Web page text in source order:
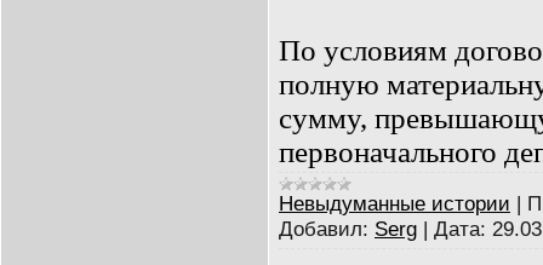
По условиям
полную
сумму,
первоначального
Невыдуманные истории |
Добавил: Serg | Дата: